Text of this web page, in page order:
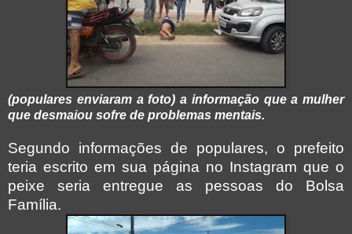
(populares enviaram a foto) a informação que a mulher
que desmaiou sofre de problemas mentais.
Segundo informações de populares, o prefeito
teria escrito em sua página no Instagram que o
peixe seria entregue as pessoas do Bolsa
Família.